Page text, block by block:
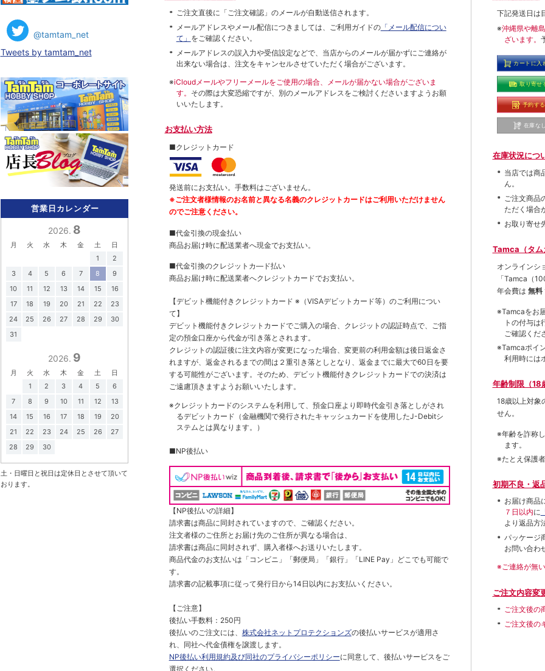
ご注文直後に「ご注文確認」のメールが自動送信されます。
メールアドレスやメール配信につきましては、ご利用ガイドの「メール配信につい
て」 をご確認ください。
メールアドレスの誤入力や受信設定などで、当店からのメールが届かずにご連絡が
出来ない場合は、注文をキャンセルさせていただく場合がございます。
※iCloudメールやフリーメールをご使用の場合、メールが届かない場合がございま
す。 その際は大変恐縮ですが、別のメールアドレスをご検討くださいますようお願
いいたします。
お支払い方法
■クレジットカード
発送前にお支払い。手数料はございません。
※ご注文者様情報のお名前と異なる名義のクレジットカードはご利用いただけません
のでご注意ください。
■代金引換の現金払い
商品お届け時に配送業者へ現金でお支払い。
■代金引換のクレジットカ―ド払い
商品お届け時に配送業者へクレジットカードでお支払い。
【デビット機能付きクレジットカード ※（VISAデビットカード等） のご利用につい
て】
デビット機能付きクレジットカードでご購入の場合、クレジットの認証時点で、ご指
定の預金口座から代金が引き落とされます。
クレジットの認証後に注文内容が変更になった場合、変更前の利用金額は後日返金さ
れますが、返金されるまでの間は２重引き落としとなり、返金までに最大で60日を要
する可能性がございます。そのため、デビット機能付きクレジットカードでの決済は
ご遠慮頂きますようお願いいたします。
※クレジットカードのシステムを利用して、預金口座より即時代金引き落としがされ
るデビットカード（金融機関で発行されたキャッシュカードを使用したJ-Debitシ
ステムとは異なります。）
■NP後払い
【NP後払いの詳細】
請求書は商品に同封されていますので、ご確認ください。
注文者様のご住所とお届け先のご住所が異なる場合は、
請求書は商品に同封されず、購入者様へお送りいたします。
商品代金のお支払いは「コンビニ」「郵便局」「銀行」「LINE Pay」どこでも可能で
す。
請求書の記載事項に従って発行日から14日以内にお支払いください。
【ご注意】
後払い手数料：250円
後払いのご注文には、 株式会社ネットプロテクションズの後払いサービスが適用さ
れ、同社へ代金債権を譲渡します。
NP後払い利用規約及び同社のプライバシーポリシーに同意して、後払いサービスをご
選択ください。
下記発送日は
※沖縄県や離
ざいます。
カートに入
取り寄せ
予約する
在庫なし
在庫状況につ
当店では商
ん。
ご注文商品
ただく場合
お取り寄せ
Tamca（タム
オンラインシ
「Tamca （
年会費は 無料
※Tamcaをお
トの付与は
ご確認くだ
※Tamcaポイ
利用時には
年齢制限（18
18歳以上対象
せん。
※年齢を詐称
ます。
※たとえ保護
初期不良・返
お届け商品
７日以内に
より返品方
パッケージ
お問い合わ
※ご連絡が無
ご注文内容変
ご注文後の
ご注文後の
@tamtam_net
Tweets by tamtam_net
営業日カレンダー
2026. 8
月 火 水 木 金 土
日
1
2
3
4 5 6 7 8
9
10
11 12 13 14 15
16
17
18 19 20 21 22
23
24
25 26 27 28 29
30
31
2026. 9
月 火 水 木 金 土
日
1
2 3 4 5
6
7
8 9 10 11 12
13
14
15 16 17 18 19
20
21
22 23 24 25 26
27
28
29 30
土・日曜日と祝日は定休日とさせて頂いて
おります。